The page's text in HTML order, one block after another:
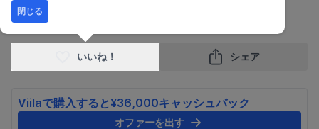
販売価格
¥36,000,000
いいね！ シェア
Viilaで購入すると¥36,000キャッシュバック
オファーを出す
閉じる